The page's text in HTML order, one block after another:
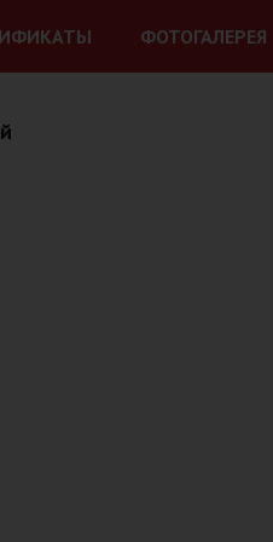
ФОТОГАЛЕРЕЯ